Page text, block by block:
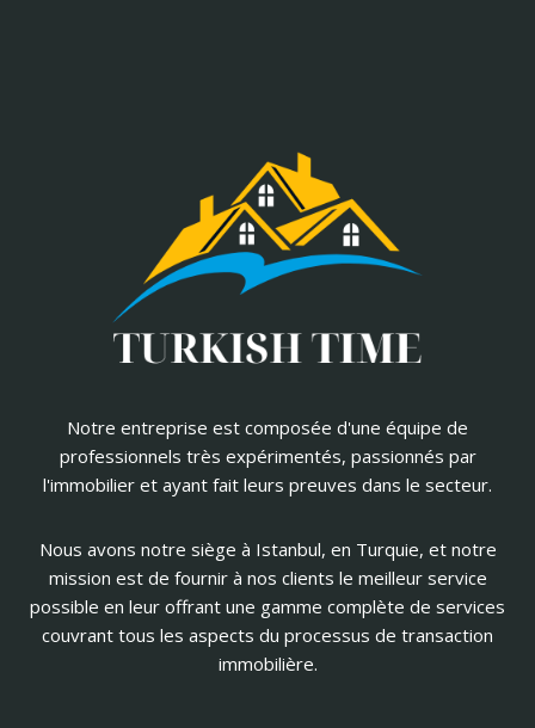
Notre entreprise est composée d'une équipe de
professionnels très expérimentés, passionnés par
l'immobilier et ayant fait leurs preuves dans le secteur.
Nous avons notre siège à Istanbul, en Turquie, et notre
mission est de fournir à nos clients le meilleur service
possible en leur offrant une gamme complète de services
couvrant tous les aspects du processus de transaction
immobilière.